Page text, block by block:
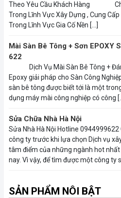
Theo Yêu Cầu Khách Hàng
Trong Lĩnh Vực Xây Dựng , Cung
Trong Lĩnh Vực Gia Cố Nền […]
Mài Sàn Bê Tông + Sơn EPOXY
622
Dịch Vụ Mài Sàn Bê Tông +
Epoxy giải pháp cho Sàn Công
sàn bê tông được biết tới là một
dụng máy mài công nghiệp có công
Sửa Chữa Nhà Hà Nội
Sửa Nhà Hà Nội Hotline
công ty trước khi lựa chọn Dịch vụ
tâm điểm của những ngành hot
nay. Vì vậy, để tìm được một công ty
SẢN PHẨM NÔI BẬT